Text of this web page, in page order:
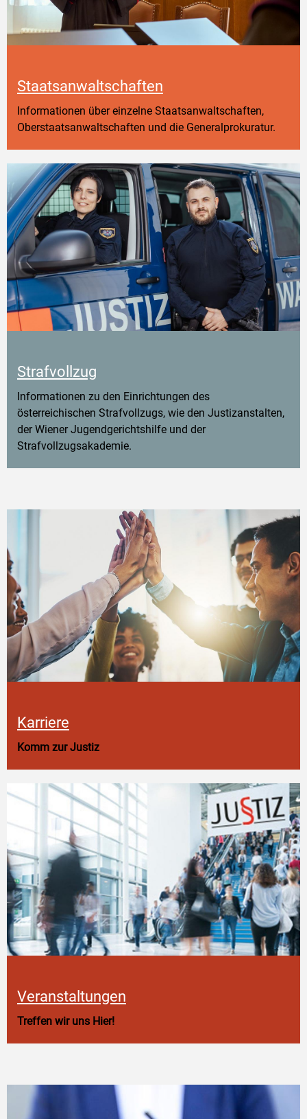
Staatsanwaltschaften
Informationen über einzelne Staatsanwaltschaften,
Oberstaatsanwaltschaften und die Generalprokuratur.
Strafvollzug
Informationen zu den Einrichtungen des
österreichischen Strafvollzugs, wie den Justizanstalten,
der Wiener Jugendgerichtshilfe und der
Strafvollzugsakademie.
Karriere
Komm zur Justiz
Veranstaltungen
Treffen wir uns Hier!